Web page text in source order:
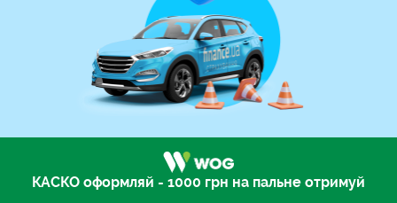
КАСКО оформляй - 1000 грн на пальне отримуй